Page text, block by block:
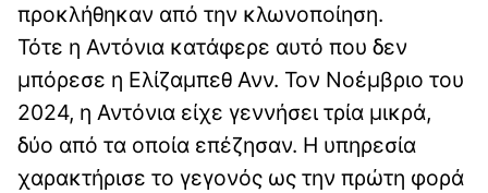
προκλήθηκαν από την κλωνοποίηση.
Τότε η Αντόνια κατάφερε αυτό που δεν
μπόρεσε η Ελίζαμπεθ Ανν. Τον Νοέμβριο του
2024, η Αντόνια είχε γεννήσει τρία μικρά,
δύο από τα οποία επέζησαν. Η υπηρεσία
χαρακτήρισε το γεγονός ως την πρώτη φορά